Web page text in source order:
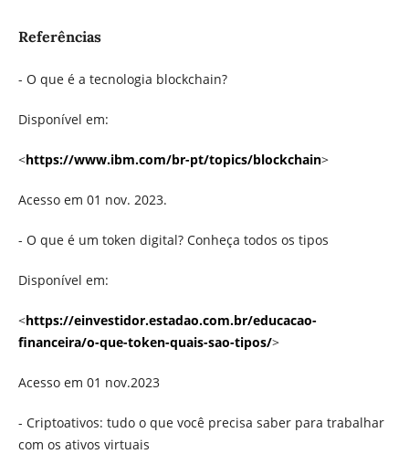
Referências
- O que é a tecnologia blockchain?
Disponível em:
<https://www.ibm.com/br-pt/topics/blockchain>
Acesso em 01 nov. 2023.
- O que é um token digital? Conheça todos os tipos
Disponível em:
<https://einvestidor.estadao.com.br/educacao-
financeira/o-que-token-quais-sao-tipos/>
Acesso em 01 nov.2023
- Criptoativos: tudo o que você precisa saber para trabalhar
com os ativos virtuais